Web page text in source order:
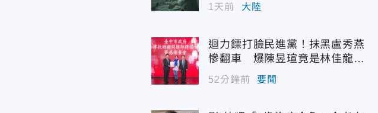
1天前 大陸
迴力鏢打臉民進黨！抹黑盧秀燕
慘翻車 爆陳昱瑄竟是林佳龍聘
52分鐘前 要聞